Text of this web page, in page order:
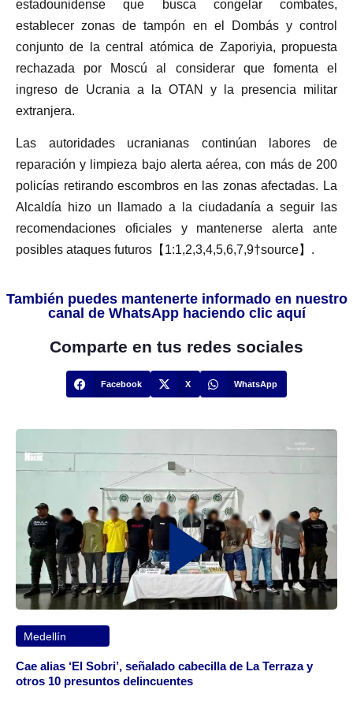
estadounidense que busca congelar combates,
establecer zonas de tampón en el Dombás y control
conjunto de la central atómica de Zaporiyia, propuesta
rechazada por Moscú al considerar que fomenta el
ingreso de Ucrania a la OTAN y la presencia militar
extranjera.
Las autoridades ucranianas continúan labores de
reparación y limpieza bajo alerta aérea, con más de 200
policías retirando escombros en las zonas afectadas. La
Alcaldía hizo un llamado a la ciudadanía a seguir las
recomendaciones oficiales y mantenerse alerta ante
posibles ataques futuros【1:1,2,3,4,5,6,7,9†source】.
También puedes mantenerte informado en nuestro
canal de WhatsApp haciendo clic aquí
Comparte en tus redes sociales
Facebook X WhatsApp
Medellín
Cae alias ‘El Sobri’, señalado cabecilla de La Terraza y
otros 10 presuntos delincuentes